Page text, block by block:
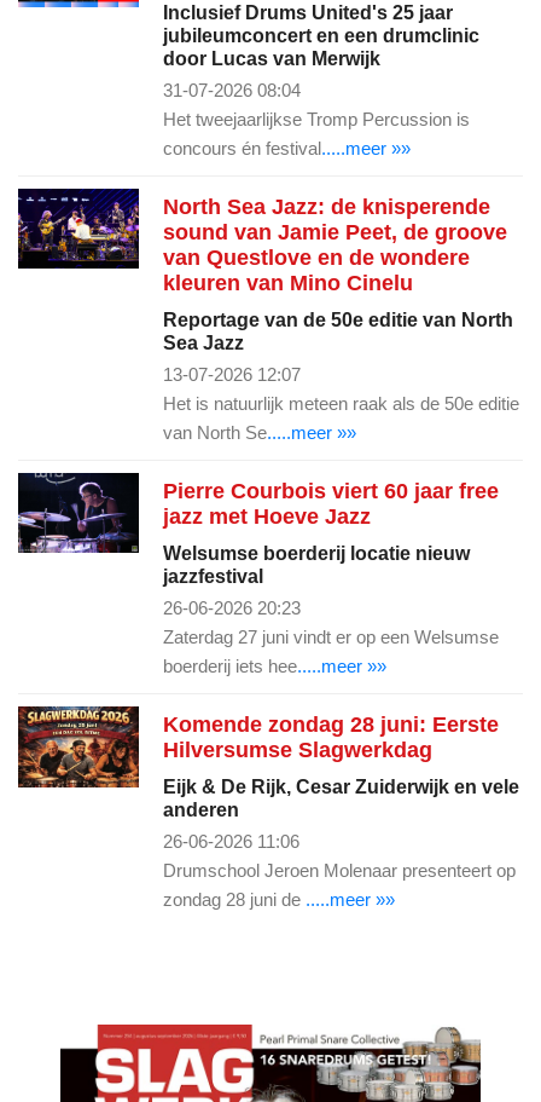
Inclusief Drums United's 25 jaar
jubileumconcert en een drumclinic
door Lucas van Merwijk
31-07-2026 08:04
Het tweejaarlijkse Tromp Percussion is
concours én festival.....meer »»
North Sea Jazz: de knisperende
sound van Jamie Peet, de groove
van Questlove en de wondere
kleuren van Mino Cinelu
Reportage van de 50e editie van North
Sea Jazz
13-07-2026 12:07
Het is natuurlijk meteen raak als de 50e editie
van North Se.....meer »»
Pierre Courbois viert 60 jaar free
jazz met Hoeve Jazz
Welsumse boerderij locatie nieuw
jazzfestival
26-06-2026 20:23
Zaterdag 27 juni vindt er op een Welsumse
boerderij iets hee.....meer »»
Komende zondag 28 juni: Eerste
Hilversumse Slagwerkdag
Eijk & De Rijk, Cesar Zuiderwijk en vele
anderen
26-06-2026 11:06
Drumschool Jeroen Molenaar presenteert op
zondag 28 juni de .....meer »»